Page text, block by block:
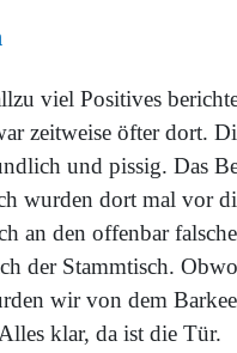
viel Positives
zeitweise öfter dort.
und pissig. Das
wurden dort mal vor
an den offenbar
der Stammtisch.
wir von dem
klar, da ist die Tür.